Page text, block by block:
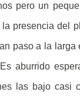
pero un
presencia del
paso a la
aburrido
las bajo casi